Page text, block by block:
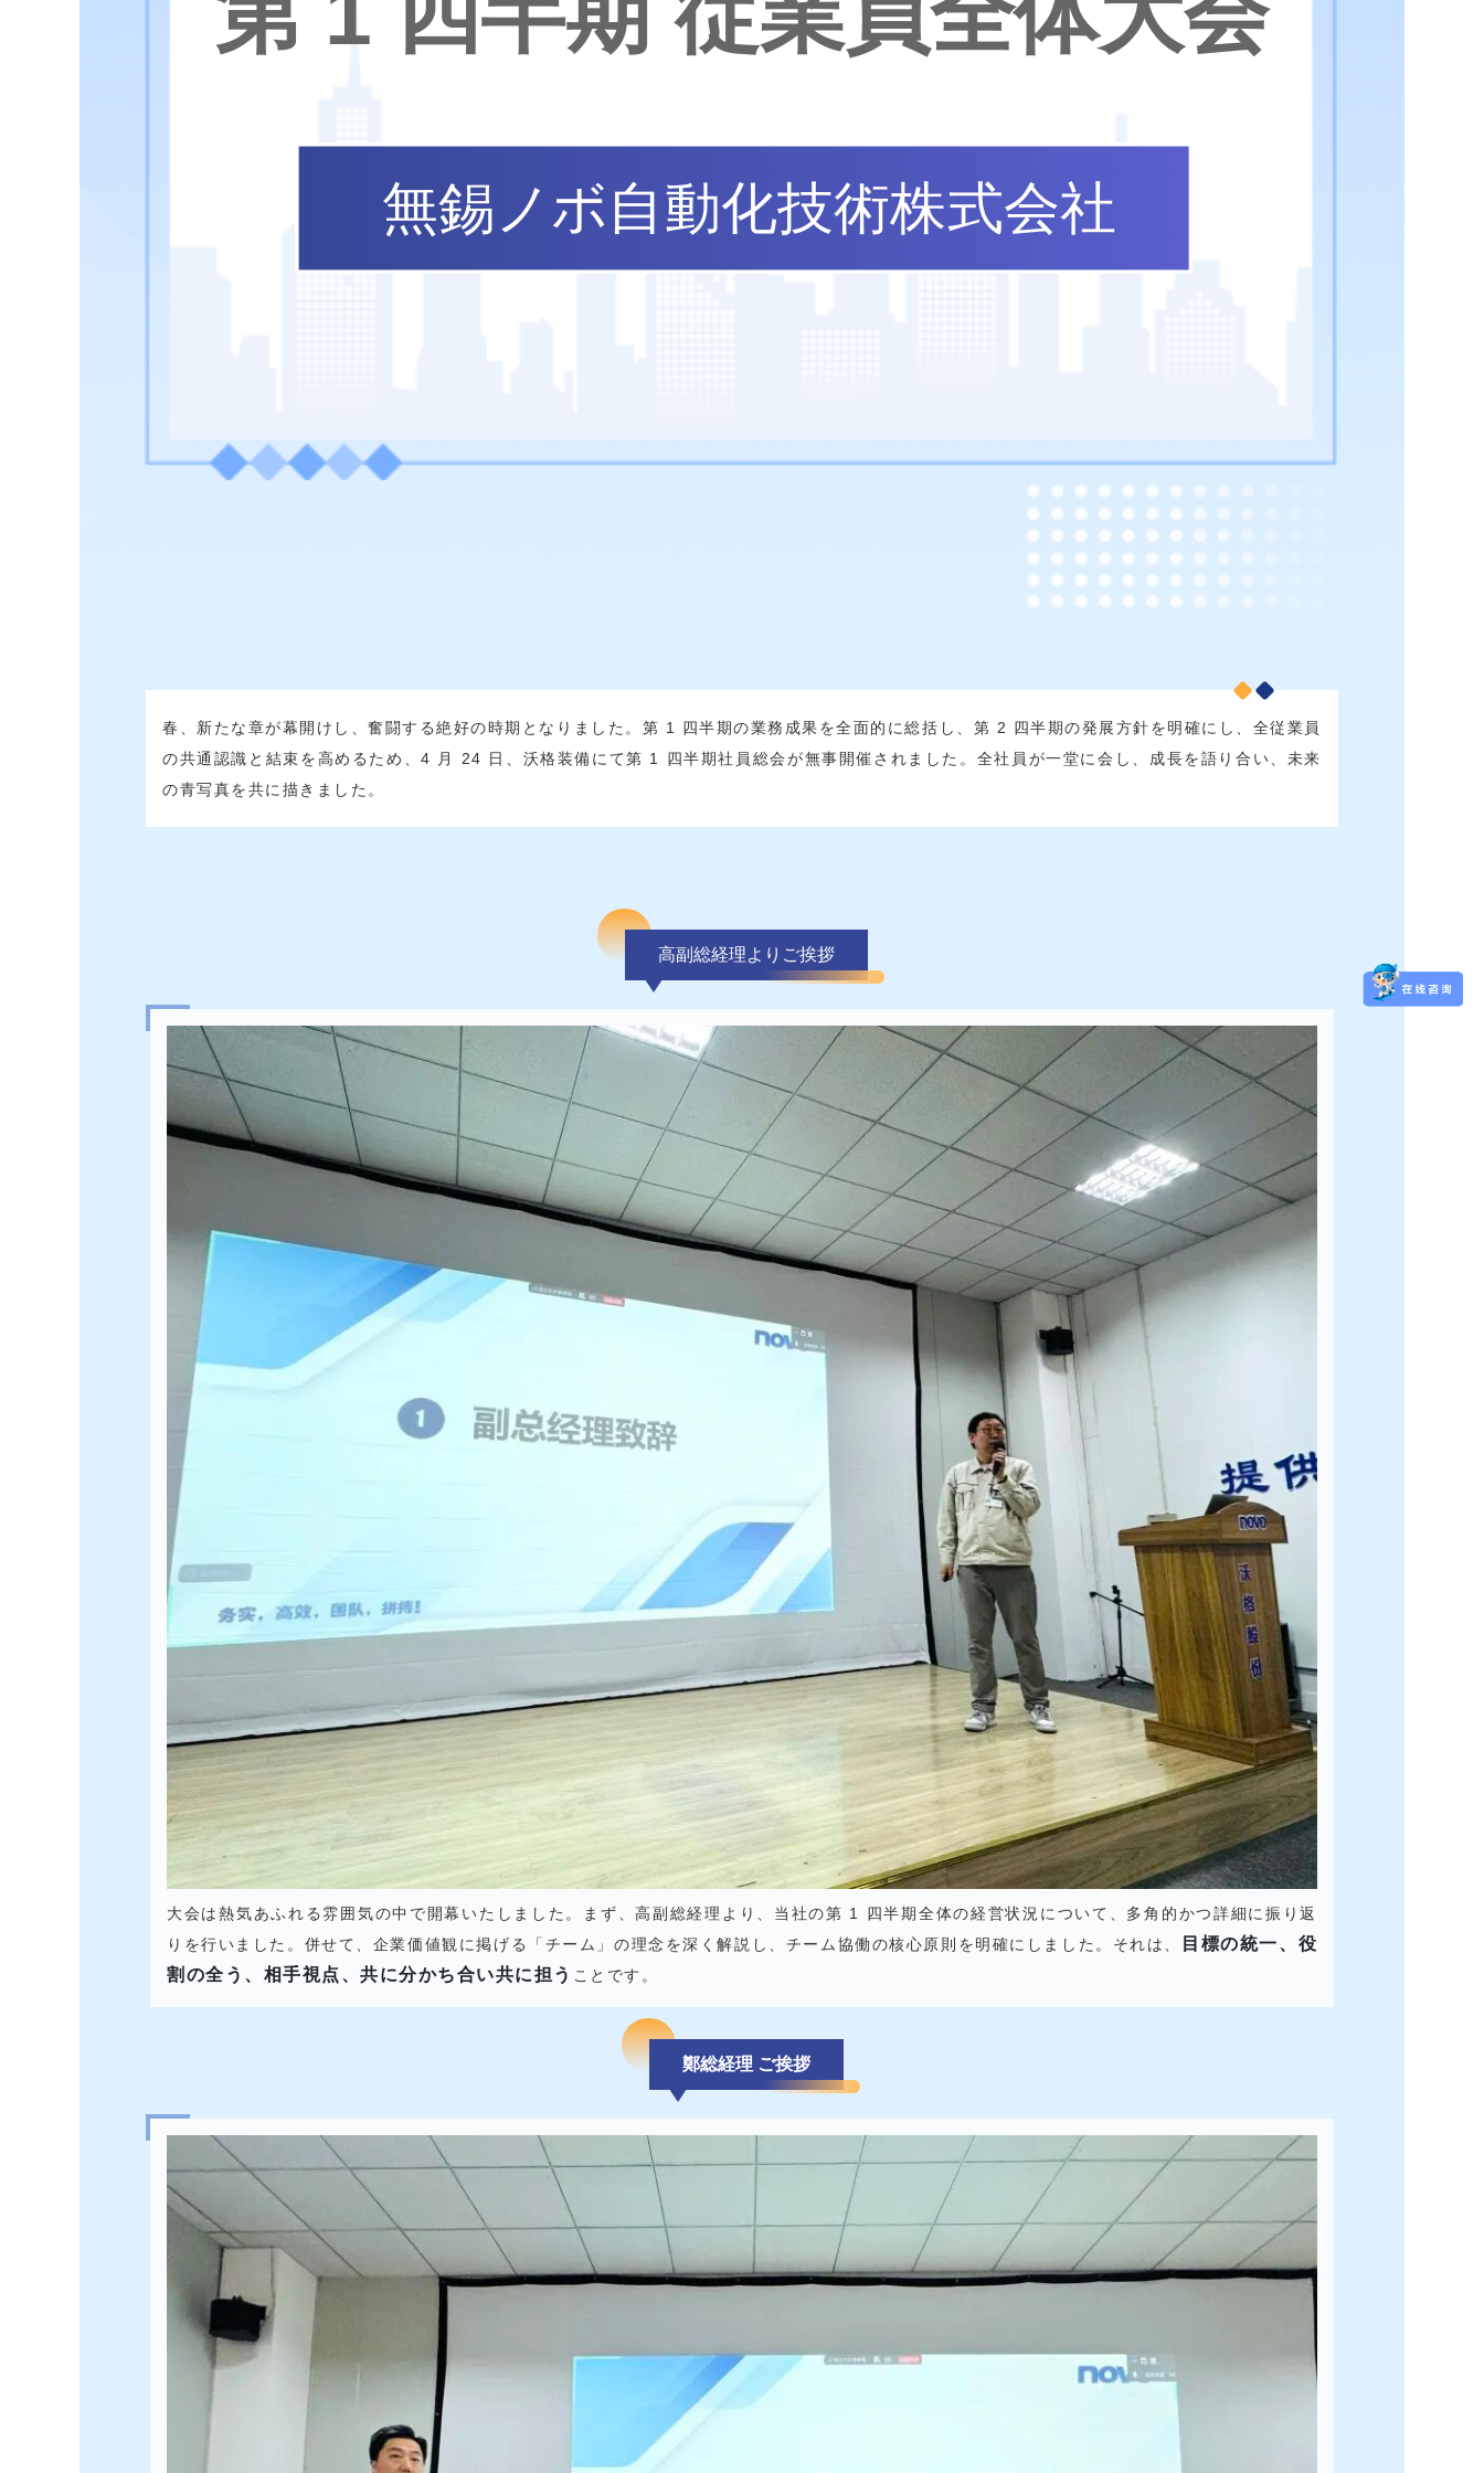
無錫ノボ自動化技術株式会社
春、新たな章が幕開けし、奮闘する絶好の時期となりました。第 1 四半期の業務成果を全面的に総括し、第 2 四半期の発展方針を明確にし、全従業員
の共通認識と結束を高めるため、4 月 24 日、沃格装備にて第 1 四半期社員総会が無事開催されました。全社員が一堂に会し、成長を語り合い、未来
の青写真を共に描きました。
高副総経理よりご挨拶
大会は熱気あふれる雰囲気の中で開幕いたしました。まず、高副総経理より、当社の第 1 四半期全体の経営状況について、多角的かつ詳細に振り返
りを行いました。併せて、企業価値観に掲げる「チーム」の理念を深く解説し、チーム協働の核心原則を明確にしました。それは、
目標の統一、役
割の全う、相手視点、共に分かち合い共に担う ことです。
鄭総経理 ご挨拶